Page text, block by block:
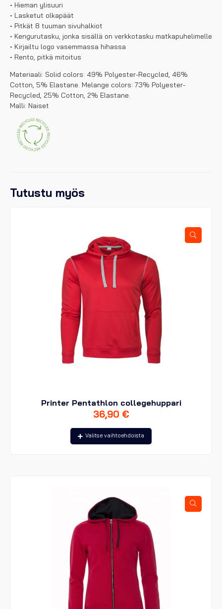
• Hieman ylisuuri
• Lasketut olkapäät
• Pitkät 8 tuuman sivuhalkiot
• Kengurutasku, jonka sisällä on verkkotasku matkapuhelimelle
• Kirjailtu logo vasemmassa hihassa
• Rento, pitkä mitoitus
Materiaali: Solid colors: 49% Polyester-Recycled, 46%
Cotton, 5% Elastane. Melange colors: 73% Polyester-
Recycled, 25% Cotton, 2% Elastane.
Malli: Naiset
Tutustu myös
Printer Pentathlon collegehuppari
36,90 €
Valitse vaihtoehdoista
Tällä
tuotteella